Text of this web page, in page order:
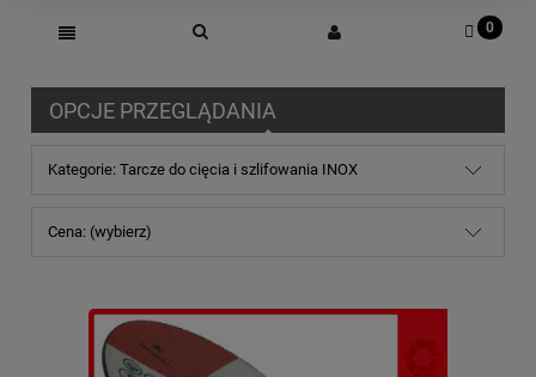
OPCJE PRZEGLĄDANIA
Kategorie: Tarcze do cięcia i szlifowania INOX
Cena: (wybierz)